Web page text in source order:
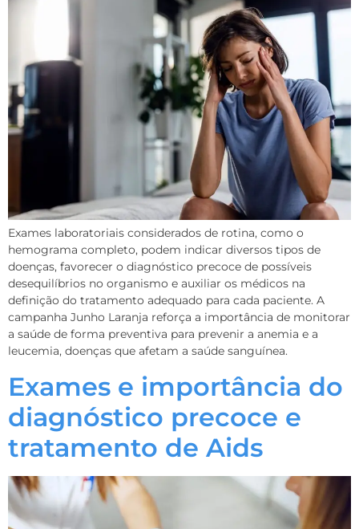
Exames laboratoriais considerados de rotina, como o
hemograma completo, podem indicar diversos tipos de
doenças, favorecer o diagnóstico precoce de possíveis
desequilíbrios no organismo e auxiliar os médicos na
definição do tratamento adequado para cada paciente. A
campanha Junho Laranja reforça a importância de monitorar
a saúde de forma preventiva para prevenir a anemia e a
leucemia, doenças que afetam a saúde sanguínea.
Exames e importância do
diagnóstico precoce e
tratamento de Aids